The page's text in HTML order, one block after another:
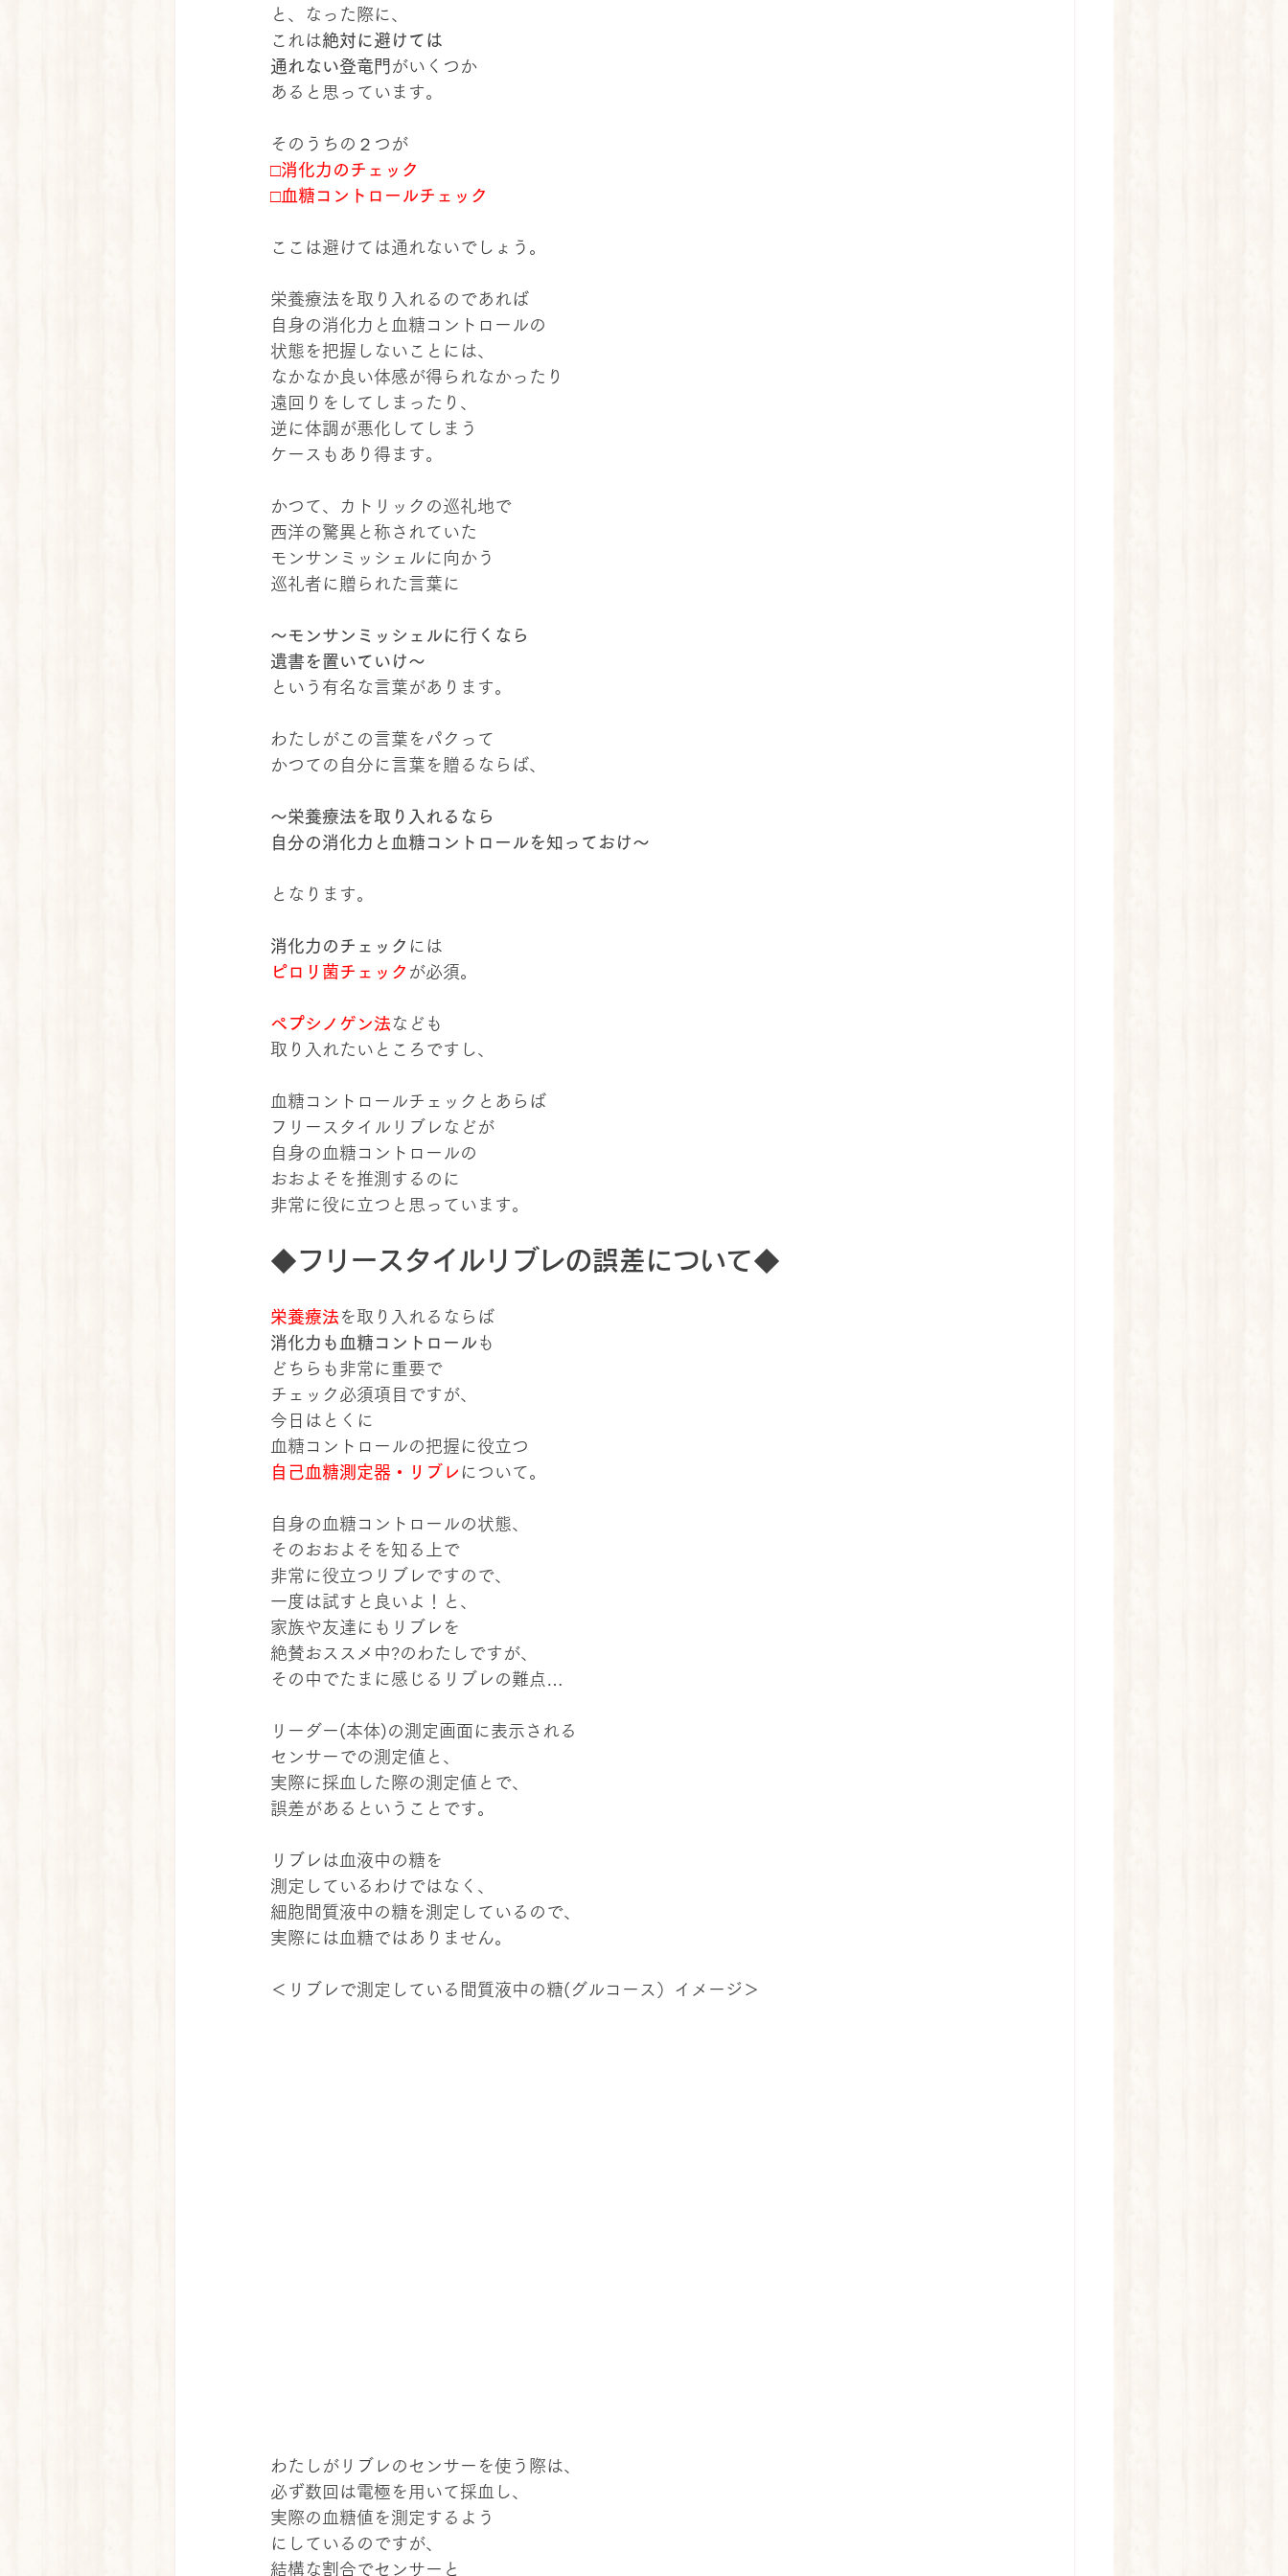
と、なった際に、
これは絶対に避けては
通れない登竜門 がいくつか
あると思っています。
そのうちの２つが
□消化力のチェック
□血糖コントロールチェック
ここは避けては通れないでしょう。
栄養療法を取り入れるのであれば
自身の消化力と血糖コントロールの
状態を把握しないことには、
なかなか良い体感が得られなかったり
遠回りをしてしまったり、
逆に体調が悪化してしまう
ケースもあり得ます。
かつて、カトリックの巡礼地で
西洋の驚異と称されていた
モンサンミッシェルに向かう
巡礼者に贈られた言葉に
～モンサンミッシェルに行くなら
遺書を置いていけ～
という有名な言葉があります。
わたしがこの言葉をパクって
かつての自分に言葉を贈るならば、
～栄養療法を取り入れるなら
自分の消化力と血糖コントロールを知っておけ～
となります。
消化力のチェック には
ピロリ菌チェック が必須。
ペプシノゲン法 なども
取り入れたいところですし、
血糖コントロールチェックとあらば
フリースタイルリブレなどが
自身の血糖コントロールの
おおよそを推測するのに
非常に役に立つと思っています。
◆フリースタイルリブレの誤差について◆
栄養療法 を取り入れるならば
消化力も血糖コントロール も
どちらも非常に重要で
チェック必須項目ですが、
今日はとくに
血糖コントロールの把握に役立つ
自己血糖測定器・リブレ について。
自身の血糖コントロールの状態、
そのおおよそを知る上で
非常に役立つリブレですので、
一度は試すと良いよ！と、
家族や友達にもリブレを
絶賛おススメ中?のわたしですが、
その中でたまに感じるリブレの難点…
リーダー(本体)の測定画面に表示される
センサーでの測定値と、
実際に採血した際の測定値とで、
誤差があるということです。
リブレは血液中の糖を
測定しているわけではなく、
細胞間質液中の糖を測定しているので、
実際には血糖ではありません。
＜リブレで測定している間質液中の糖(グルコース）イメージ＞
わたしがリブレのセンサーを使う際は、
必ず数回は電極を用いて採血し、
実際の血糖値を測定するよう
にしているのですが、
結構な割合でセンサーと